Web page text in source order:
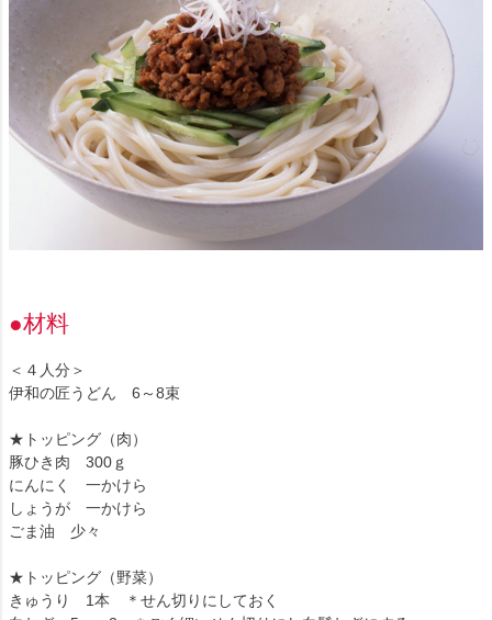
●材料
＜４人分＞
伊和の匠うどん 6～8束
★トッピング（肉）
豚ひき肉 300ｇ
にんにく 一かけら
しょうが 一かけら
ごま油 少々
★トッピング（野菜）
きゅうり 1本 ＊せん切りにしておく